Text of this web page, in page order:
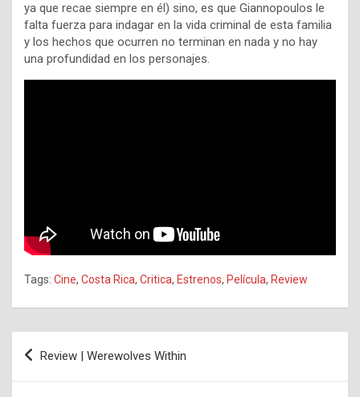
ya que recae siempre en él) sino, es que Giannopoulos le
falta fuerza para indagar en la vida criminal de esta familia
y los hechos que ocurren no terminan en nada y no hay
una profundidad en los personajes.
Tags: Cine, Costa Rica, Critica, Estrenos, Película, Review
Navegación
de
Review | Werewolves Within